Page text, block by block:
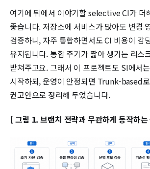
여기에 뒤에서 이야기할 selective CI가 더
좋습니다. 저장소에 서비스가 많아도 변경
검증하니, 자주 통합하면서도 CI 비용이 감
유지됩니다. 통합 주기가 짧아 생기는 리스
받쳐주고요. 그래서 이 프로젝트도 SI에서
시작하되, 운영이 안정되면 Trunk-based
권고안으로 정리해 두었습니다.
[ 그림 1. 브랜치 전략과 무관하게 동작하